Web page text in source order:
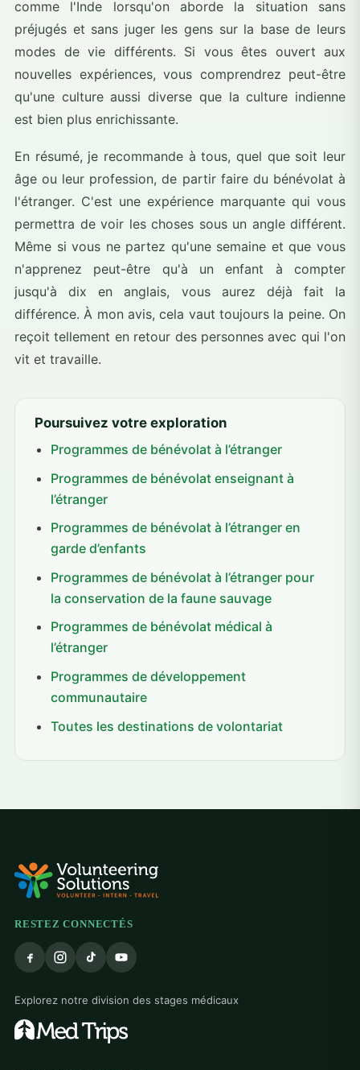
comme l'Inde lorsqu'on aborde la situation sans
préjugés et sans juger les gens sur la base de leurs
modes de vie différents. Si vous êtes ouvert aux
nouvelles expériences, vous comprendrez peut-être
qu'une culture aussi diverse que la culture indienne
est bien plus enrichissante.
En résumé, je recommande à tous, quel que soit leur
âge ou leur profession, de partir faire du bénévolat à
l'étranger. C'est une expérience marquante qui vous
permettra de voir les choses sous un angle différent.
Même si vous ne partez qu'une semaine et que vous
n'apprenez peut-être qu'à un enfant à compter
jusqu'à dix en anglais, vous aurez déjà fait la
différence. À mon avis, cela vaut toujours la peine. On
reçoit tellement en retour des personnes avec qui l'on
vit et travaille.
Poursuivez votre exploration
Programmes de bénévolat à l’étranger
Programmes de bénévolat enseignant à
l’étranger
Programmes de bénévolat à l’étranger en
garde d’enfants
Programmes de bénévolat à l’étranger pour
la conservation de la faune sauvage
Programmes de bénévolat médical à
l’étranger
Programmes de développement
communautaire
Toutes les destinations de volontariat
RESTEZ CONNECTÉS
Explorez notre division des stages médicaux